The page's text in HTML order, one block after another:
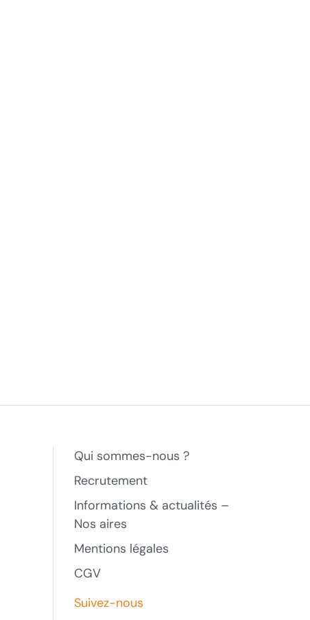
Qui sommes-nous ?
Recrutement
Informations & actualités –
Nos aires
Mentions légales
CGV
Suivez-nous